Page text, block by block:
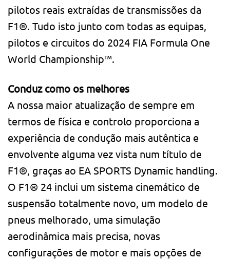
pilotos reais extraídas de transmissões da
F1®. Tudo isto junto com todas as equipas,
pilotos e circuitos do 2024 FIA Formula One
World Championship™.
Conduz como os melhores
A nossa maior atualização de sempre em
termos de física e controlo proporciona a
experiência de condução mais autêntica e
envolvente alguma vez vista num título de
F1®, graças ao EA SPORTS Dynamic handling.
O F1® 24 inclui um sistema cinemático de
suspensão totalmente novo, um modelo de
pneus melhorado, uma simulação
aerodinâmica mais precisa, novas
configurações de motor e mais opções de